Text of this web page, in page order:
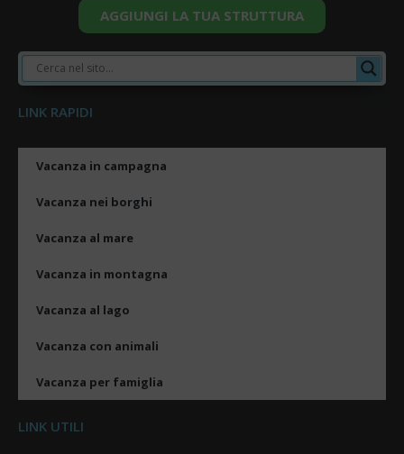
AGGIUNGI LA TUA STRUTTURA
LINK RAPIDI
Vacanza in campagna
Vacanza nei borghi
Vacanza al mare
Vacanza in montagna
Vacanza al lago
Vacanza con animali
Vacanza per famiglia
LINK UTILI